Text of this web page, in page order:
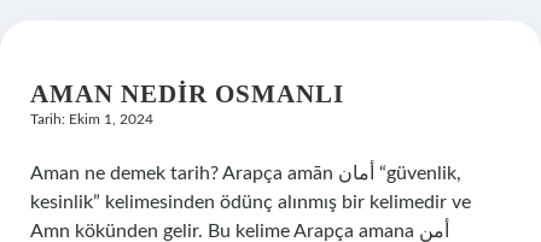
AMAN NEDIR OSMANLI
Tarih: Ekim 1, 2024
Aman ne demek tarih? Arapça amān أمان “güvenlik,
kesinlik” kelimesinden ödünç alınmış bir kelimedir ve
Amn kökünden gelir. Bu kelime Arapça amana أمن